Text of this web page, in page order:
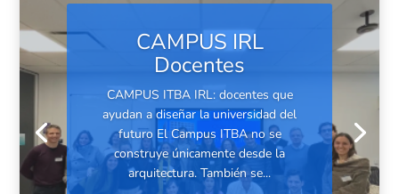
CAMPUS IRL
Docentes
CAMPUS ITBA IRL: docentes que
ayudan a diseñar la universidad del
futuro El Campus ITBA no se
construye únicamente desde la
arquitectura. También se...